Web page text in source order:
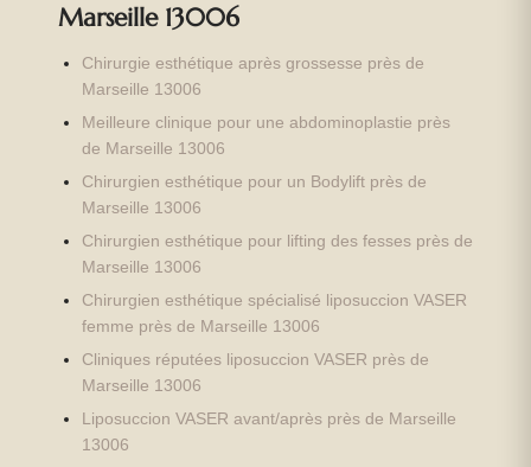
Marseille 13006
Chirurgie esthétique après grossesse près de
Marseille 13006
Meilleure clinique pour une abdominoplastie près
de Marseille 13006
Chirurgien esthétique pour un Bodylift près de
Marseille 13006
Chirurgien esthétique pour lifting des fesses près de
Marseille 13006
Chirurgien esthétique spécialisé liposuccion VASER
femme près de Marseille 13006
Cliniques réputées liposuccion VASER près de
Marseille 13006
Liposuccion VASER avant/après près de Marseille
13006